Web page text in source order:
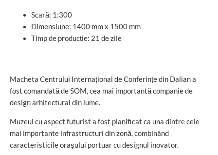
Scară: 1:300
Dimensiune: 1400 mm x 1500 mm
Timp de producție: 21 de zile
Macheta Centrului Internațional de Conferințe din Dalian a
fost comandată de SOM, cea mai importantă companie de
design arhitectural din lume.
Muzeul cu aspect futurist a fost planificat ca una dintre cele
mai importante infrastructuri din zonă, combinând
caracteristicile orașului portuar cu designul inovator.